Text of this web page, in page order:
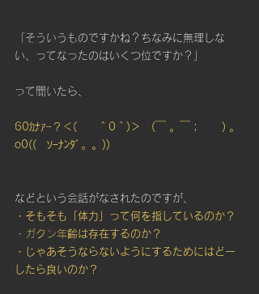
体幹バランス
苦手克服
メンタルコントロール
Mental Control
タイムルール
運動の習慣化
「そういうものですかね？ちなみに無理しな
い、ってなったのはいくつ位ですか？」
って聞いたら、
60ｶﾅｧｰ？＜(　　＾0＾)＞　(￣ 。￣；　　) 。
o0((　ｿｰﾅﾝﾀﾞ。。))
などという会話がなされたのですが、
・そもそも「体力」って何を指しているのか？
・ガクン年齢は存在するのか？
・じゃあそうならないようにするためにはどー
したら良いのか？